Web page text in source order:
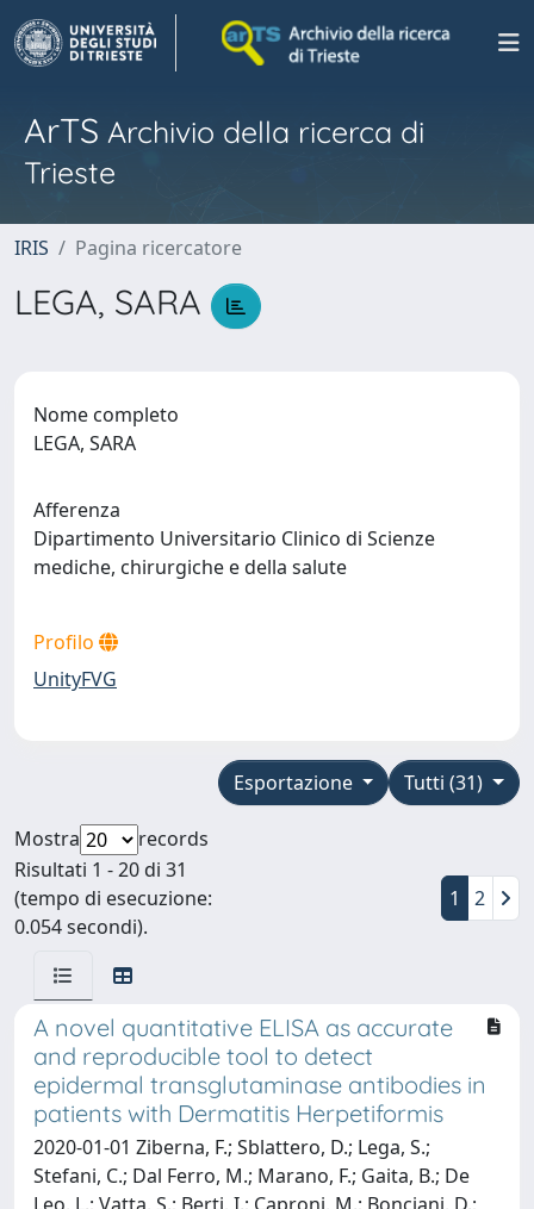
ArTS Archivio della ricerca di
Trieste
IRIS Pagina ricercatore
LEGA, SARA
Nome completo
LEGA, SARA
Afferenza
Dipartimento Universitario Clinico di Scienze
mediche, chirurgiche e della salute
Profilo
UnityFVG
Tutti (31)
Esportazione
Mostra
records
Risultati 1 - 20 di 31
(tempo di esecuzione:
0.054 secondi).
1 2
A novel quantitative ELISA as accurate
and reproducible tool to detect
epidermal transglutaminase antibodies in
patients with Dermatitis Herpetiformis
2020-01-01 Ziberna, F.; Sblattero, D.; Lega, S.;
Stefani, C.; Dal Ferro, M.; Marano, F.; Gaita, B.; De